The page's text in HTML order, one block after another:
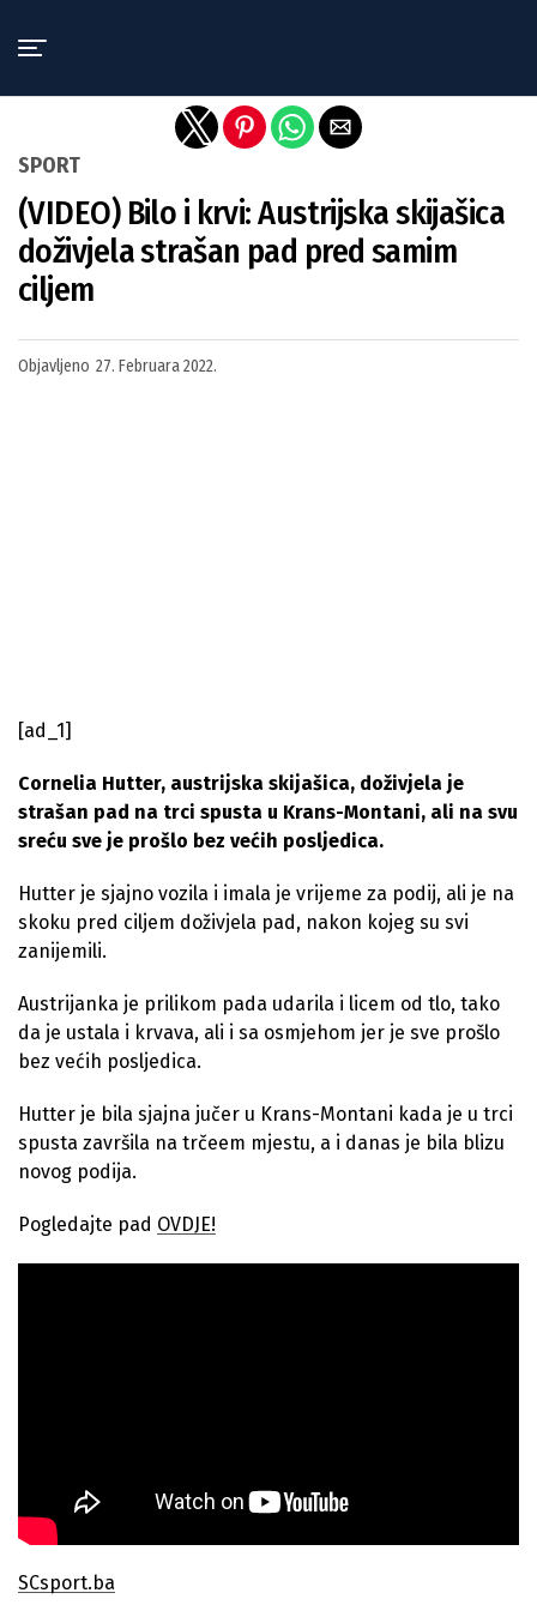
SPORT
(VIDEO) Bilo i krvi: Austrijska skijašica
doživjela strašan pad pred samim
ciljem
Objavljeno 27. Februara 2022.
[ad_1]
Cornelia Hutter, austrijska skijašica, doživjela je
strašan pad na trci spusta u Krans-Montani, ali na svu
sreću sve je prošlo bez većih posljedica.
Hutter je sjajno vozila i imala je vrijeme za podij, ali je na
skoku pred ciljem doživjela pad, nakon kojeg su svi
zanijemili.
Austrijanka je prilikom pada udarila i licem od tlo, tako
da je ustala i krvava, ali i sa osmjehom jer je sve prošlo
bez većih posljedica.
Hutter je bila sjajna jučer u Krans-Montani kada je u trci
spusta završila na trčeem mjestu, a i danas je bila blizu
novog podija.
Pogledajte pad OVDJE!
SCsport.ba